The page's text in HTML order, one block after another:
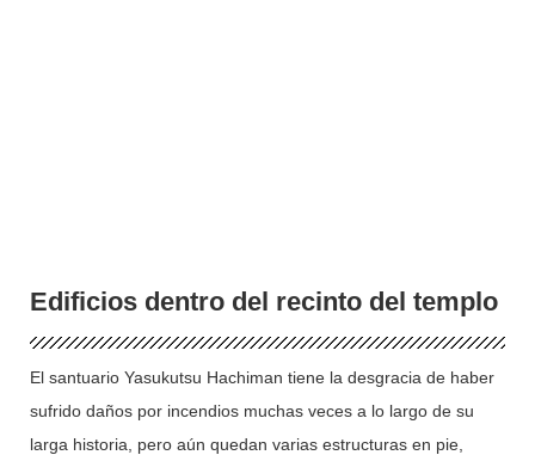
Edificios dentro del recinto del templo
El santuario Yasukutsu Hachiman tiene la desgracia de haber
sufrido daños por incendios muchas veces a lo largo de su
larga historia, pero aún quedan varias estructuras en pie,